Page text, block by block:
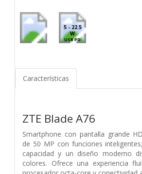
5 - 22.5
W
USB PD
Características
ZTE Blade A76
Smartphone con pantalla grande
de 50 MP con funciones
capacidad y un diseño moderno
colores. Ofrece una experiencia